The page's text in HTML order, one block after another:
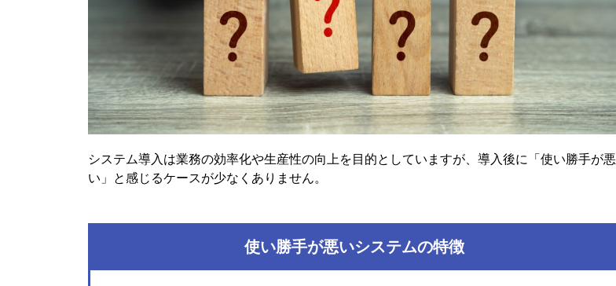
システム導入は業務の効率化や生産性の向上を目的としていますが、導入後に「使い勝手が悪
い」と感じるケースが少なくありません。
使い勝手が悪いシステムの特徴